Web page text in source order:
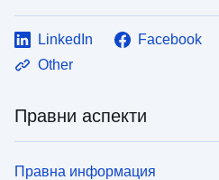
LinkedIn Facebook
Other
Правни аспекти
Правна информация